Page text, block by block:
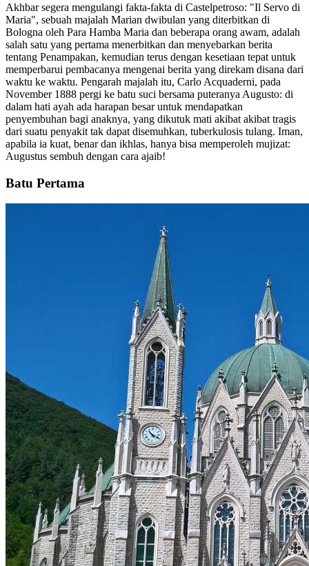
Akhbar segera mengulangi fakta-fakta di Castelpetroso: "Il Servo di
Maria", sebuah majalah Marian dwibulan yang diterbitkan di
Bologna oleh Para Hamba Maria dan beberapa orang awam, adalah
salah satu yang pertama menerbitkan dan menyebarkan berita
tentang Penampakan, kemudian terus dengan kesetiaan tepat untuk
memperbarui pembacanya mengenai berita yang direkam disana dari
waktu ke waktu. Pengarah majalah itu, Carlo Acquaderni, pada
November 1888 pergi ke batu suci bersama puteranya Augusto: di
dalam hati ayah ada harapan besar untuk mendapatkan
penyembuhan bagi anaknya, yang dikutuk mati akibat akibat tragis
dari suatu penyakit tak dapat disemuhkan, tuberkulosis tulang. Iman,
apabila ia kuat, benar dan ikhlas, hanya bisa memperoleh mujizat:
Augustus sembuh dengan cara ajaib!
Batu Pertama